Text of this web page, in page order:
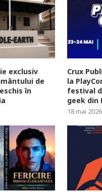
exclusiv
de
în
Crux
la
festival
geek din
18 mai 2026